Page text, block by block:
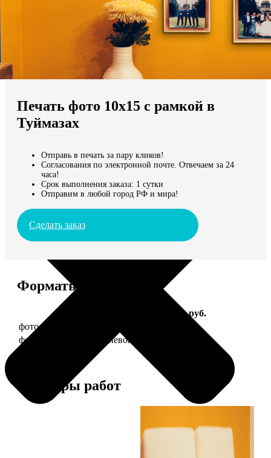
Мы доставляем по всему миру
Продолжить без города
Печать фото 10х15 с рамкой в
Туймазах
Отправь в печать за пару кликов!
Согласования по электронной почте. Отвечаем за 24
часа!
Срок выполнения заказа: 1 сутки
Отправим в любой город РФ и мира!
Сделать заказ
Форматы и цены
Цена, руб.
фото 10х15 в деревянной рамке
фото 10х15 в алюминиевой рамке
Примеры работ